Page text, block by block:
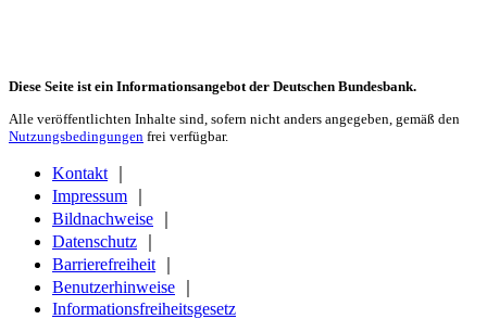
Diese Seite ist ein Informationsangebot der Deutschen Bundesbank.
Alle veröffentlichten Inhalte sind, sofern nicht anders angegeben, gemäß den
Nutzungsbedingungen frei verfügbar.
Kontakt
Impressum
Bildnachweise
Datenschutz
Barrierefreiheit
Benutzerhinweise
Informationsfreiheitsgesetz